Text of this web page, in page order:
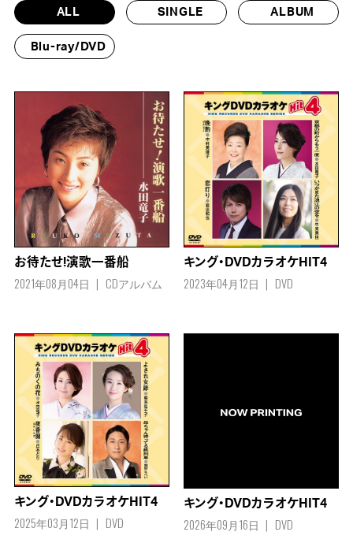
ALL SINGLE ALBUM
Blu-ray/DVD
お待たせ!演歌一番船
2021年08月04日 CDアルバム
キング・DVDカラオケHIT4
2023年04月12日 DVD
キング・DVDカラオケHIT4
2025年03月12日 DVD
キング・DVDカラオケHIT4
2026年09月16日 DVD